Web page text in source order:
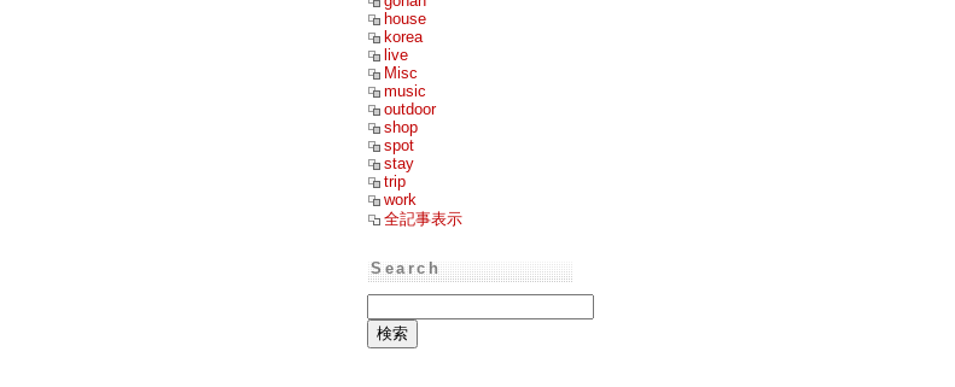
house
korea
live
Misc
music
outdoor
shop
spot
stay
trip
work
全記事表示
Search